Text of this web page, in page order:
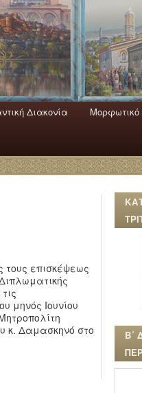
Διακονία Μορφωτικό
τους επισκέψεως
μηνός Ιουνίου
κ. Δαμασκηνό στο
Β΄